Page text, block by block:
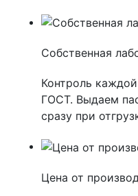
Собственная
Контроль
ГОСТ. Выдаем
сразу при
Цена от